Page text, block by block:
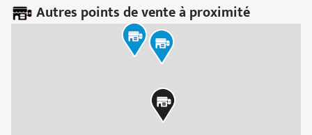
Autres points de vente à proximité